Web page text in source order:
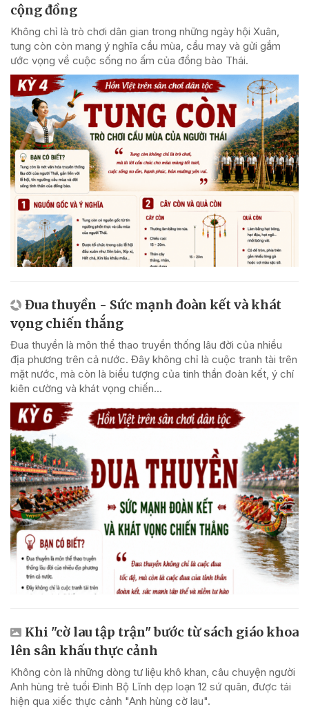
cộng đồng
Không chỉ là trò chơi dân gian trong những ngày hội Xuân,
tung còn còn mang ý nghĩa cầu mùa, cầu may và gửi gắm
ước vọng về cuộc sống no ấm của đồng bào Thái.
Đua thuyền - Sức mạnh đoàn kết và khát
vọng chiến thắng
Đua thuyền là môn thể thao truyền thống lâu đời của nhiều
địa phương trên cả nước. Đây không chỉ là cuộc tranh tài trên
mặt nước, mà còn là biểu tượng của tinh thần đoàn kết, ý chí
kiên cường và khát vọng chiến...
Khi "cờ lau tập trận" bước từ sách giáo khoa
lên sân khấu thực cảnh
Không còn là những dòng tư liệu khô khan, câu chuyện người
Anh hùng trẻ tuổi Đinh Bộ Lĩnh dẹp loạn 12 sứ quân, được tái
hiện qua xiếc thực cảnh "Anh hùng cờ lau".